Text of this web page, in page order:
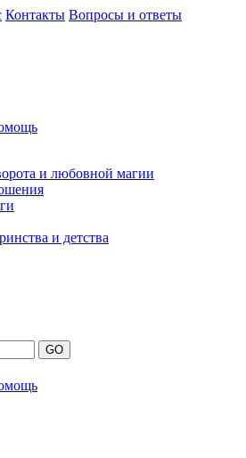
Контакты Вопросы и ответы
и любовной магии
и детства